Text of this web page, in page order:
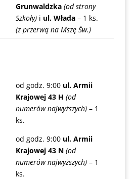
Grunwaldzka (od strony
Szkoły) i ul. Włada– 1 ks.
(z przerwą na Mszę Św.)
od godz. 9:00 ul. Armii
Krajowej 43 H (od
numerów najwyższych)– 1
ks.
od godz. 9:00 ul. Armii
Krajowej 43 N (od
numerów najwyższych) – 1
ks.